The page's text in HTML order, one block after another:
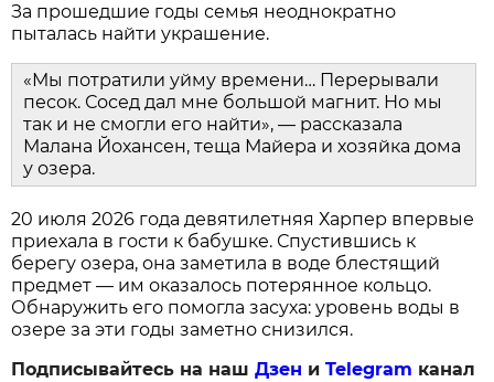
За прошедшие годы семья неоднократно
пыталась найти украшение.
«Мы потратили уйму времени… Перерывали
песок. Сосед дал мне большой магнит. Но мы
так и не смогли его найти», — рассказала
Малана Йохансен, теща Майера и хозяйка дома
у озера.
20 июля 2026 года девятилетняя Харпер впервые
приехала в гости к бабушке. Спустившись к
берегу озера, она заметила в воде блестящий
предмет — им оказалось потерянное кольцо.
Обнаружить его помогла засуха: уровень воды в
озере за эти годы заметно снизился.
Подписывайтесь на нашДзен иTelegram канал